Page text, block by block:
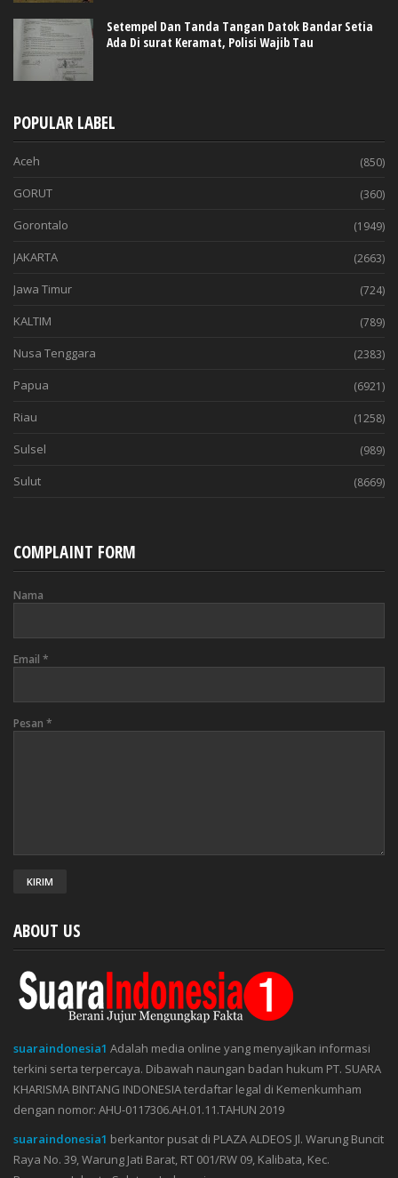
Setempel Dan Tanda Tangan Datok Bandar Setia
Ada Di surat Keramat, Polisi Wajib Tau
POPULAR LABEL
Aceh (850)
GORUT (360)
Gorontalo (1949)
JAKARTA (2663)
Jawa Timur (724)
KALTIM (789)
Nusa Tenggara (2383)
Papua (6921)
Riau (1258)
Sulsel (989)
Sulut (8669)
COMPLAINT FORM
Nama
Email *
Pesan *
ABOUT US
suaraindonesia1 Adalah media online yang menyajikan informasi
terkini serta terpercaya. Dibawah naungan badan hukum PT. SUARA
KHARISMA BINTANG INDONESIA terdaftar legal di Kemenkumham
dengan nomor: AHU-0117306.AH.01.11.TAHUN 2019
suaraindonesia1 berkantor pusat di PLAZA ALDEOS Jl. Warung Buncit
Raya No. 39, Warung Jati Barat, RT 001/RW 09, Kalibata, Kec.